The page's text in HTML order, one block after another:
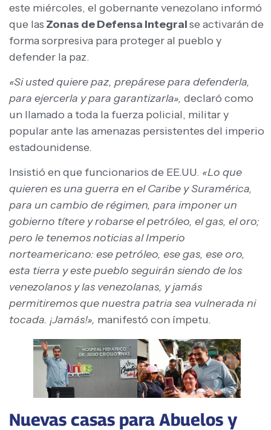
este miércoles, el gobernante venezolano informó
que las Zonas de Defensa Integralse activarán de
forma sorpresiva para proteger al pueblo y
defender la paz.
«Si usted quiere paz, prepárese para defenderla,
para ejercerla y para garantizarla», declaró como
un llamado a toda la fuerza policial, militar y
popular ante las amenazas persistentes del imperio
estadounidense.
Insistió en que funcionarios de EE.UU. «Lo que
quieren es una guerra en el Caribe y Suramérica,
para un cambio de régimen, para imponer un
gobierno títere y robarse el petróleo, el gas, el oro;
pero le tenemos noticias al Imperio
norteamericano: ese petróleo, ese gas, ese oro,
esta tierra y este pueblo seguirán siendo de los
venezolanos y las venezolanas, y jamás
permitiremos que nuestra patria sea vulnerada ni
tocada. ¡Jamás!», manifestó con ímpetu.
Nuevas casas para Abuelos y